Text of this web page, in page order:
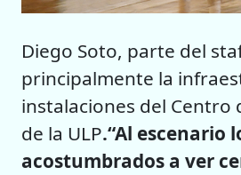
Diego Soto, parte del
principalmente la
instalaciones del Centro
de la ULP.“Al escenario
acostumbrados a ver